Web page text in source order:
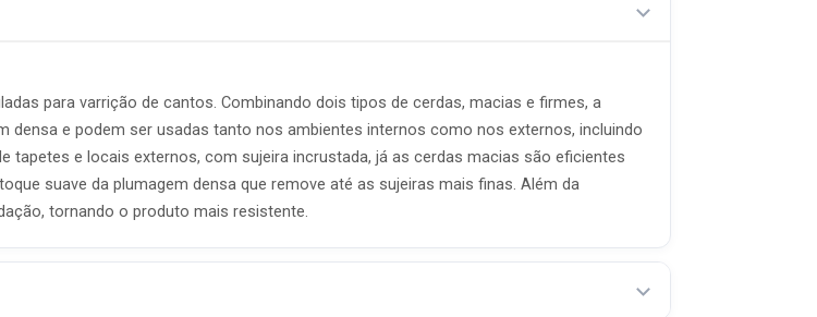
para varrição de cantos. Combinando dois tipos de cerdas, macias e firmes, a
densa e podem ser usadas tanto nos ambientes internos como nos externos, incluindo
tapetes e locais externos, com sujeira incrustada, já as cerdas macias são eficientes
suave da plumagem densa que remove até as sujeiras mais finas. Além da
tornando o produto mais resistente.